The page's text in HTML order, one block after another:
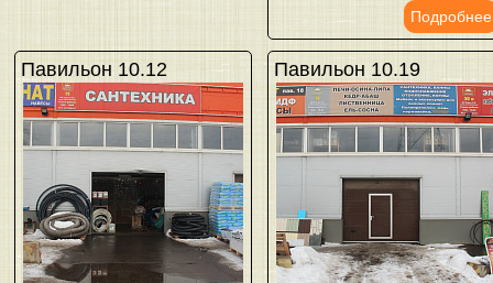
Подробнее
Павильон 10.12 Павильон 10.19